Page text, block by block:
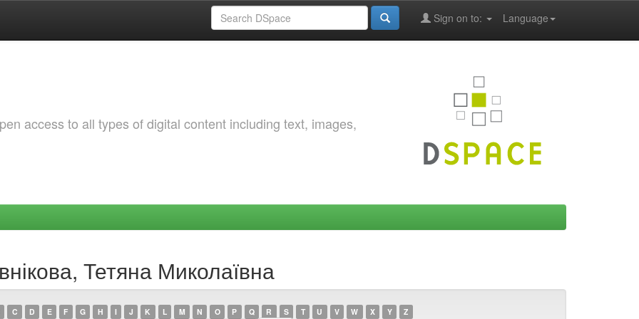
Language
Sign on to:
access to all types of digital content including text, images,
Тетяна Миколаївна
C D E F G H I J K L M N O P Q R S T U V W X Y Z